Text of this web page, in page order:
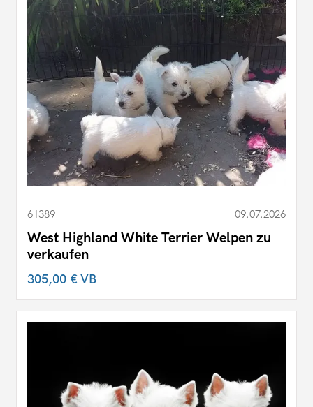
61389 09.07.2026
West Highland White Terrier Welpen zu
verkaufen
305,00 €VB